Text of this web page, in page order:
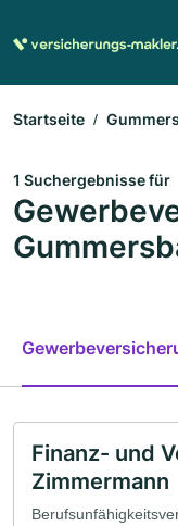
Startseite
1 Suchergebnisse für
Finanz- und
Zimmermann